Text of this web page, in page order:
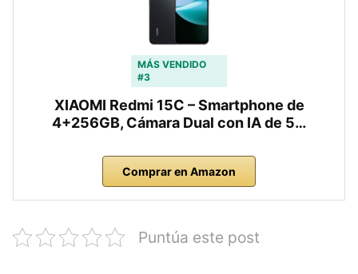
MÁS VENDIDO
#3
XIAOMI Redmi 15C – Smartphone de
4+256GB, Cámara Dual con IA de 5…
Comprar en Amazon
Puntúa este post